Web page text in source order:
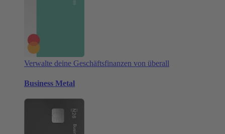
Verwalte deine Geschäftsfinanzen von überall
Business Metal